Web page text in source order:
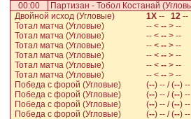
00:00
Партизан - Тобол Костанай
Двойной исход (Угловые)
1Х -- 12 --
Тотал матча (Угловые)
-- < -- > --
Тотал матча (Угловые)
-- < -- > --
Тотал матча (Угловые)
-- < -- > --
Тотал матча (Угловые)
-- < -- > --
Тотал матча (Угловые)
-- < -- > --
Тотал матча (Угловые)
-- < -- > --
Победа с форой (Угловые)
(--) -- / (--) --
Победа с форой (Угловые)
(--) -- / (--) --
Победа с форой (Угловые)
(--) -- / (--) --
Победа с форой (Угловые)
(--) -- / (--) --